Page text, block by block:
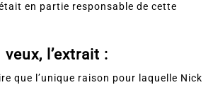
en partie responsable de cette
l’extrait :
que l’unique raison pour laquelle Nick